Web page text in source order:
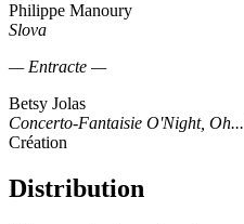
Philippe Manoury
Slova
— Entracte —
Betsy Jolas
Concerto-Fantaisie O'Night, Oh...
Création
Distribution